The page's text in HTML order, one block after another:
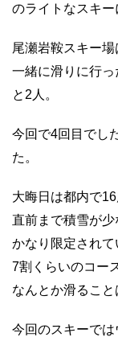
のライトなスキー
尾瀬岩鞍スキー場
一緒に滑りに行
と2人。
今回で4回目でし
た。
大晦日は都内で
直前まで積雪が
かなり限定され
7割くらいのコー
なんとか滑るこ
今回のスキーで